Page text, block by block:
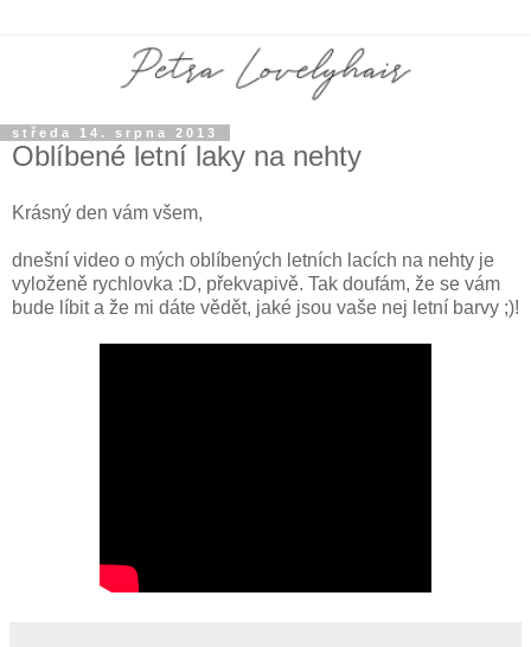
středa 14. srpna 2013
Oblíbené letní laky na nehty
Krásný den vám všem,
dnešní video o mých oblíbených letních lacích na nehty je
vyloženě rychlovka :D, překvapivě. Tak doufám, že se vám
bude líbit a že mi dáte vědět, jaké jsou vaše nej letní barvy ;)!